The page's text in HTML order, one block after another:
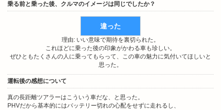
乗る前と乗った後、クルマのイメージは同じでしたか？
違った
理由: いい意味で期待を裏切られた。
これほどに乗った後の印象がかわる車も珍しい。
ぜひともたくさんの人に乗ってもらって、この車の魅力に気付いてほしいと
思った。
運転後の感想について
真の長距離ツアラーはこういう車だな、と思った。
PHVだから基本的にはバッテリー切れの心配をせずに走れるし、